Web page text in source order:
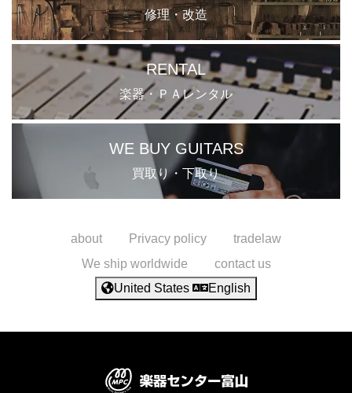
修理・改造
RENTAL
楽器・ＰＡレンタル
WE BUY GUITARS
買取り・下取り
about Privacy policy
tradelaw
We ship worldwide
contact us
United States
English